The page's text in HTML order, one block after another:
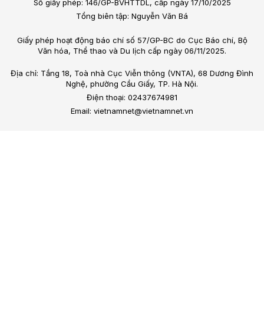
Số giấy phép: 146/GP-BVHTTDL, cấp ngày 17/10/2025
Tổng biên tập: Nguyễn Văn Bá
Giấy phép hoạt động báo chí số 57/GP-BC do Cục Báo chí, Bộ
Văn hóa, Thể thao và Du lịch cấp ngày 06/11/2025.
Địa chỉ: Tầng 18, Toà nhà Cục Viễn thông (VNTA), 68 Dương Đình
Nghệ, phường Cầu Giấy, TP. Hà Nội.
Điện thoại: 02437674981
Email: vietnamnet@vietnamnet.vn